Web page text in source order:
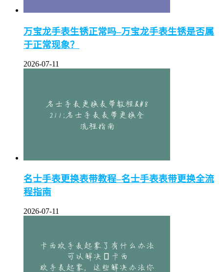
万宝龙手表生锈正常吗–万宝龙手表生锈是否属
于正常现象？
2026-07-11
名士手表更换表带教程–名士手表表带更换全流
程指南
2026-07-11